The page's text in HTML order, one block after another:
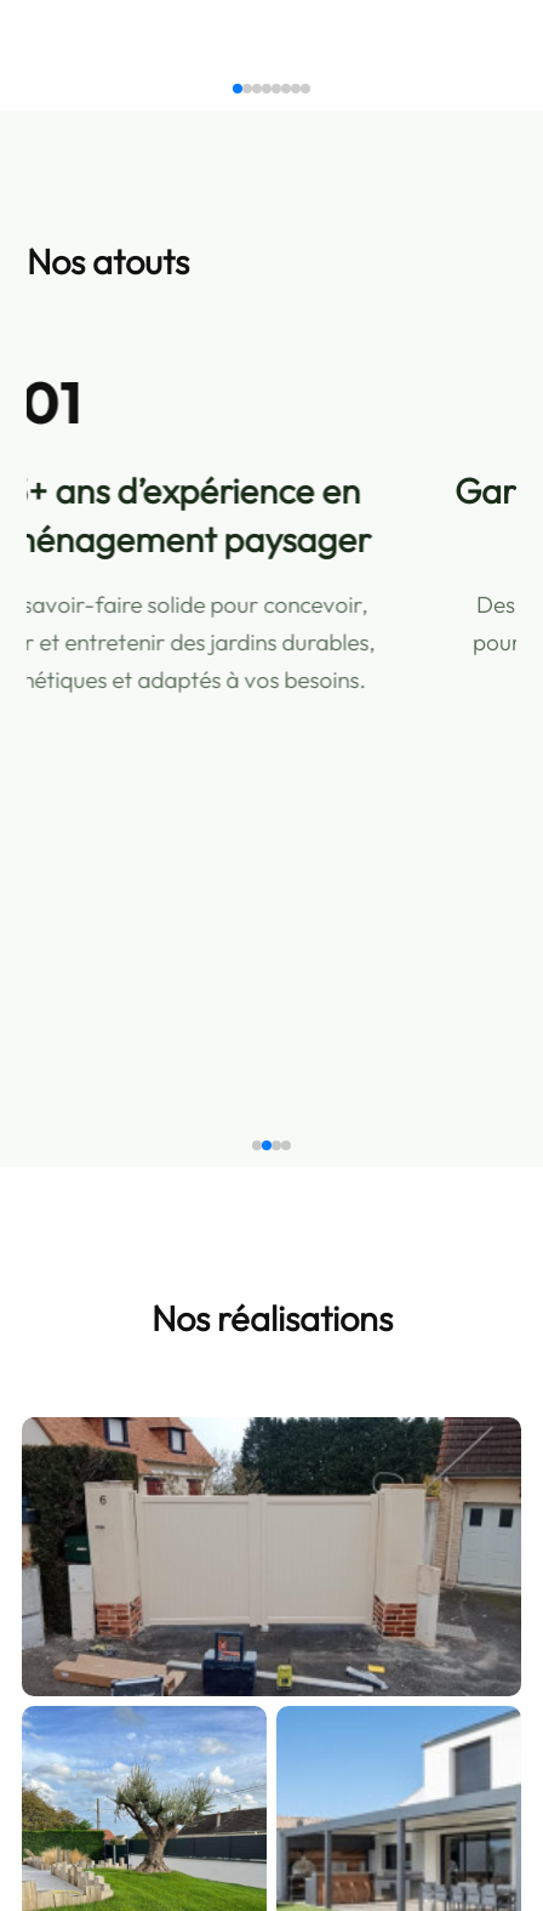
Nos atouts
Garantie décennale pour vos
travaux extérieurs
Des réalisations couvertes et sécurisées,
pour investir en toute confiance dans vos
aménagements extérieurs.
Nos réalisations